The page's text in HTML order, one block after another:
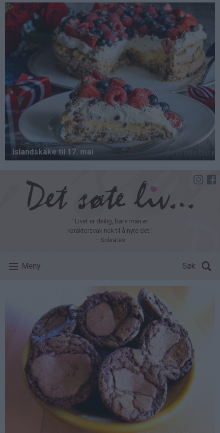
Hopp
hovedinnhold
"Livet er deilig, bare man er
karaktersvak nok til å nyte det."
– Sokrates
Meny Søk